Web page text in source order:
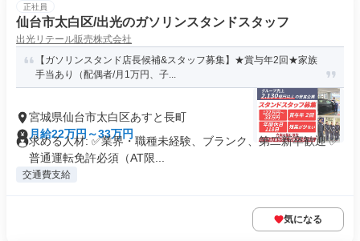
正社員
仙台市太白区/出光のガソリンスタンドスタッフ
出光リテール販売株式会社
【ガソリンスタンド店長候補&スタッフ募集】★賞与年2回★家族
手当あり（配偶者/月1万円、子...
宮城県仙台市太白区あすと長町
月給22万円～33万円
求める人材: ✅業界・職種未経験、ブランク、第二新卒歓迎 ✅
普通運転免許必須（AT限...
交通費支給
気になる